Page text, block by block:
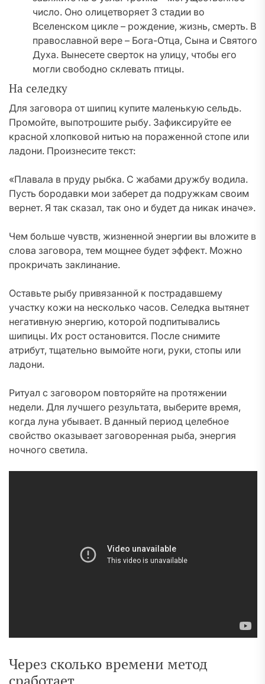
число. Оно олицетворяет 3 стадии во
Вселенском цикле – рождение, жизнь, смерть. В
православной вере – Бога-Отца, Сына и Святого
Духа. Вынесете сверток на улицу, чтобы его
могли свободно склевать птицы.
На селедку
Для заговора от шипиц купите маленькую сельдь.
Промойте, выпотрошите рыбу. Зафиксируйте ее
красной хлопковой нитью на пораженной стопе или
ладони. Произнесите текст:
«Плавала в пруду рыбка. С жабами дружбу водила.
Пусть бородавки мои заберет да подружкам своим
вернет. Я так сказал, так оно и будет да никак иначе».
Чем больше чувств, жизненной энергии вы вложите в
слова заговора, тем мощнее будет эффект. Можно
прокричать заклинание.
Оставьте рыбу привязанной к пострадавшему
участку кожи на несколько часов. Селедка вытянет
негативную энергию, которой подпитывались
шипицы. Их рост остановится. После снимите
атрибут, тщательно вымойте ноги, руки, стопы или
ладони.
Ритуал с заговором повторяйте на протяжении
недели. Для лучшего результата, выберите время,
когда луна убывает. В данный период целебное
свойство оказывает заговоренная рыба, энергия
ночного светила.
Через сколько времени метод